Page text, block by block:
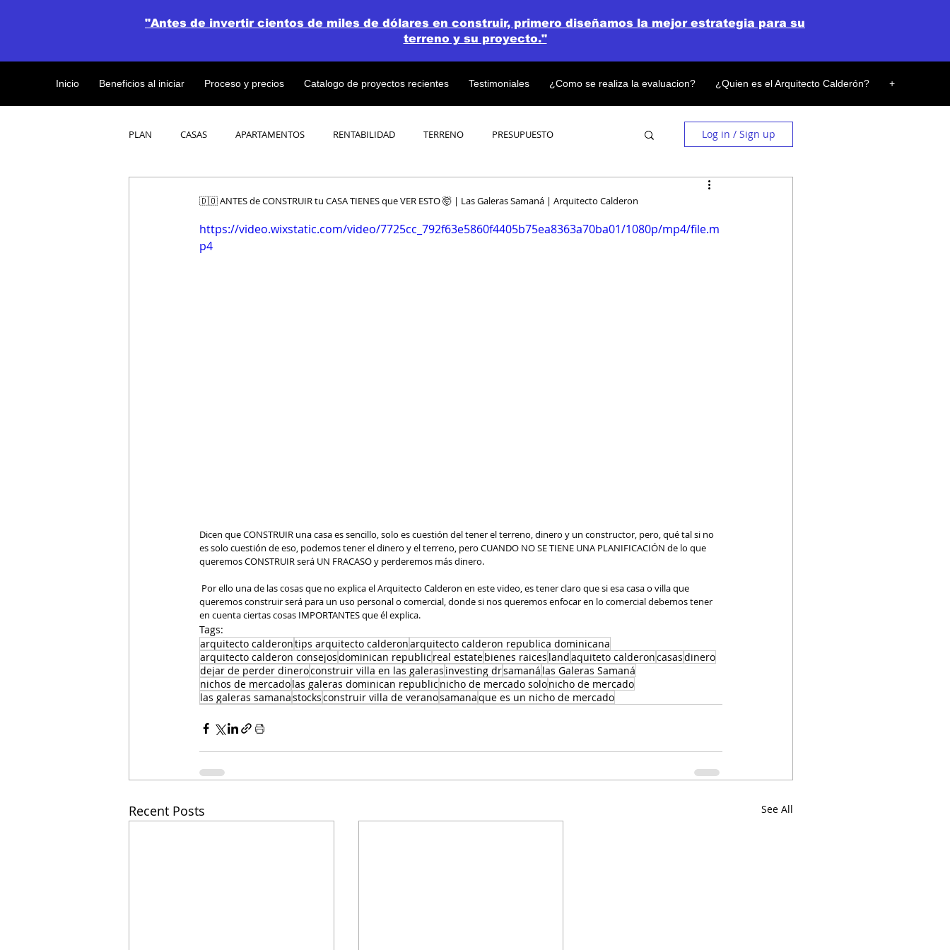
Inicio Beneficios al iniciar Proceso y precios Catalogo de proyectos recientes Testimoniales ¿Como se realiza la evaluacion? ¿Quien es el Arquitecto Calderón? +
"Antes de invertir cientos de miles de dólares en construir, primero diseñamos la mejor estrategia para su
terreno y su proyecto."
PLAN CASAS APARTAMENTOS RENTABILIDAD TERRENO PRESUPUESTO
OBRAS DE CONSTRUCCION
Log in / Sign up
🇩🇴 ANTES de CONSTRUIR tu CASA TIENES que VER ESTO 🤯 | Las Galeras Samaná | Arquitecto Calderon
https://video.wixstatic.com/video/7725cc_792f63e5860f4405b75ea8363a70ba01/1080p/mp4/file.m
p4
Dicen que CONSTRUIR una casa es sencillo, solo es cuestión del tener el terreno, dinero y un constructor, pero, qué tal si no
es solo cuestión de eso, podemos tener el dinero y el terreno, pero CUANDO NO SE TIENE UNA PLANIFICACIÓN de lo que
queremos CONSTRUIR será UN FRACASO y perderemos más dinero.
queremos construir será para un uso personal o comercial, donde si nos queremos enfocar en lo comercial debemos tener
en cuenta ciertas cosas IMPORTANTES que él explica.
Tags:
arquitecto calderontips arquitecto calderonarquitecto calderon republica dominicana
arquitecto calderon consejosdominican republic real estatebienes raices landaquiteto calderoncasasdinero
dejar de perder dineroconstruir villa en las galeras investing drsamaná las Galeras Samaná
nichos de mercadolas galeras dominican republic nicho de mercado solonicho de mercado
las galeras samanastocksconstruir villa de veranosamanaque es un nicho de mercado
Recent Posts See All